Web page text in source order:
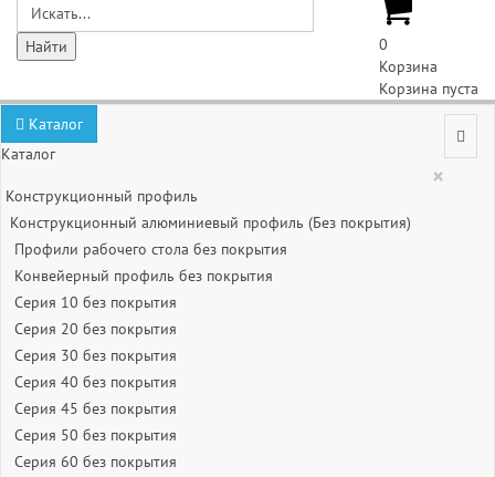
0
Корзина
Корзина пуста
Каталог
Каталог
×
Конструкционный профиль
Конструкционный алюминиевый профиль (Без покрытия)
Профили рабочего стола без покрытия
Конвейерный профиль без покрытия
Серия 10 без покрытия
Серия 20 без покрытия
Серия 30 без покрытия
Серия 40 без покрытия
Серия 45 без покрытия
Серия 50 без покрытия
Серия 60 без покрытия